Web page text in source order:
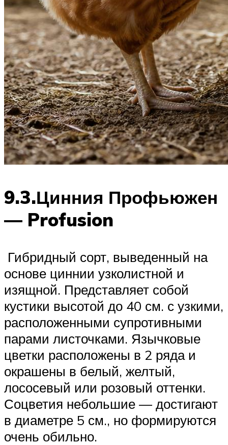
9.3.Цинния Профьюжен
— Profusion
Гибридный сорт, выведенный на
основе циннии узколистной и
изящной. Представляет собой
кустики высотой до 40 см. с узкими,
расположенными супротивными
парами листочками. Язычковые
цветки расположены в 2 ряда и
окрашены в белый, желтый,
лососевый или розовый оттенки.
Соцветия небольшие — достигают
в диаметре 5 см., но формируются
очень обильно.